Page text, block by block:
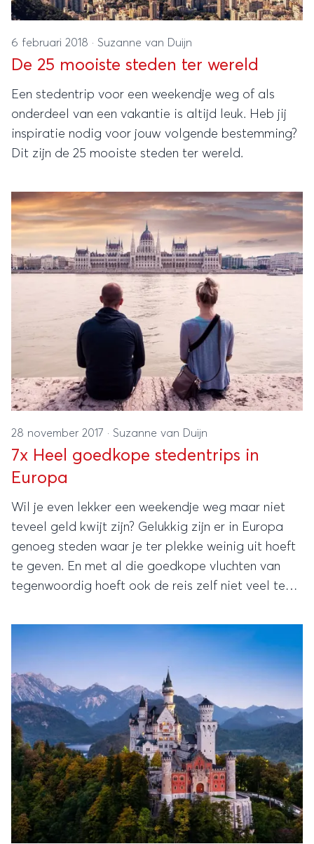
6 februari 2018 · Suzanne van Duijn
De 25 mooiste steden ter wereld
Een stedentrip voor een weekendje weg of als
onderdeel van een vakantie is altijd leuk. Heb jij
inspiratie nodig voor jouw volgende bestemming?
Dit zijn de 25 mooiste steden ter wereld.
28 november 2017 · Suzanne van Duijn
7x Heel goedkope stedentrips in
Europa
Wil je even lekker een weekendje weg maar niet
teveel geld kwijt zijn? Gelukkig zijn er in Europa
genoeg steden waar je ter plekke weinig uit hoeft
te geven. En met al die goedkope vluchten van
tegenwoordig hoeft ook de reis zelf niet veel te